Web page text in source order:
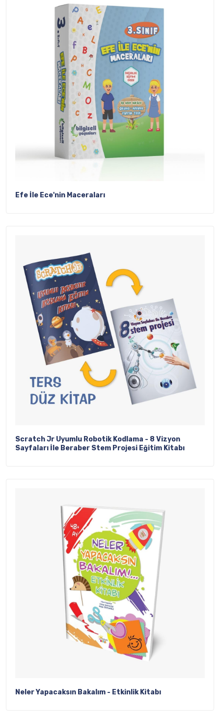
Efe İle Ece'nin Maceraları
Scratch Jr Uyumlu Robotik Kodlama - 8 Vizyon
Sayfaları İle Beraber Stem Projesi Eğitim Kitabı
Neler Yapacaksın Bakalım - Etkinlik Kitabı